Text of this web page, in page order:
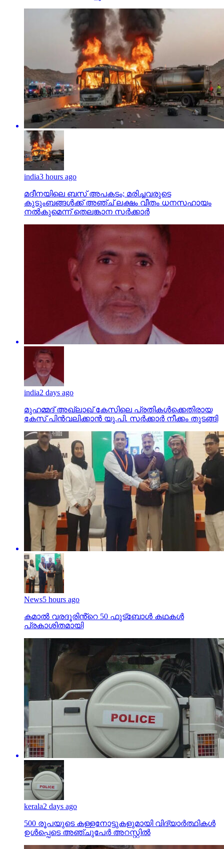
india3 hours ago
മദീനയിലെ ബസ് അപകടം; മരിച്ചവരുടെ
കുടുംബങ്ങള്‍ക്ക് അഞ്ച് ലക്ഷം വീതം ധനസഹായം
നല്‍കുമെന്ന് തെലങ്കാന സര്‍ക്കാര്‍
india2 days ago
മുഹമ്മദ് അഖ്‌ലാഖ് കേസിലെ പ്രതികള്‍ക്കെതിരായ
കേസ് പിന്‍വലിക്കാന്‍ യു.പി. സര്‍ക്കാര്‍ നീക്കം തുടങ്ങി
News5 hours ago
കമാൽ വരദൂരിൻ്റെ 50 ഫുട്ബോൾ കഥകൾ
പ്രകാശിതമായി
kerala2 days ago
500 രൂപയുടെ കള്ളനോട്ടുകളുമായി വിദ്യാര്‍ത്ഥികള്‍
ഉള്‍പ്പെടെ അഞ്ചുപേര്‍ അറസ്റ്റില്‍